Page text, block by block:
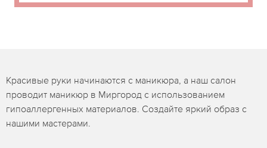
Красивые руки начинаются с маникюра, а наш салон
проводит маникюр в Миргород с использованием
гипоаллергенных материалов. Создайте яркий образ с
нашими мастерами.